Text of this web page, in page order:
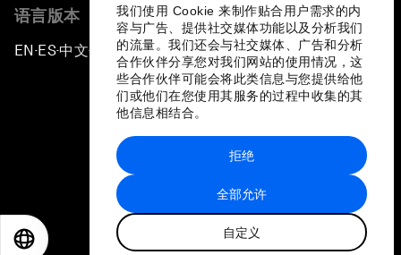
我们使用 Cookie 来制作贴合用户需求的内
容与广告、提供社交媒体功能以及分析我们
的流量。我们还会与社交媒体、广告和分析
合作伙伴分享您对我们网站的使用情况，这
些合作伙伴可能会将此类信息与您提供给他
们或他们在您使用其服务的过程中收集的其
他信息相结合。
全部允许
自定义
拒绝
语言版本
EN ▪ ES▪中文▪ 日本語
站点地图
世界经济论坛